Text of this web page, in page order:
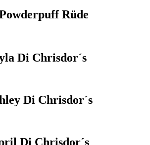
Rüde
Di Chrisdor´s
Di Chrisdor´s
Di Chrisdor´s